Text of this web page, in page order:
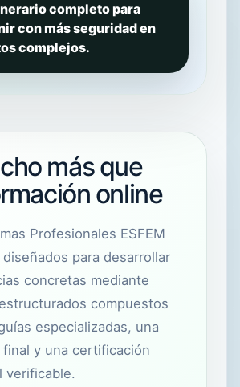
completo para
con más seguridad en
complejos.
más que
online
Profesionales ESFEM
diseñados para desarrollar
concretas mediante
compuestos
especializadas, una
final y una certificación
verificable.